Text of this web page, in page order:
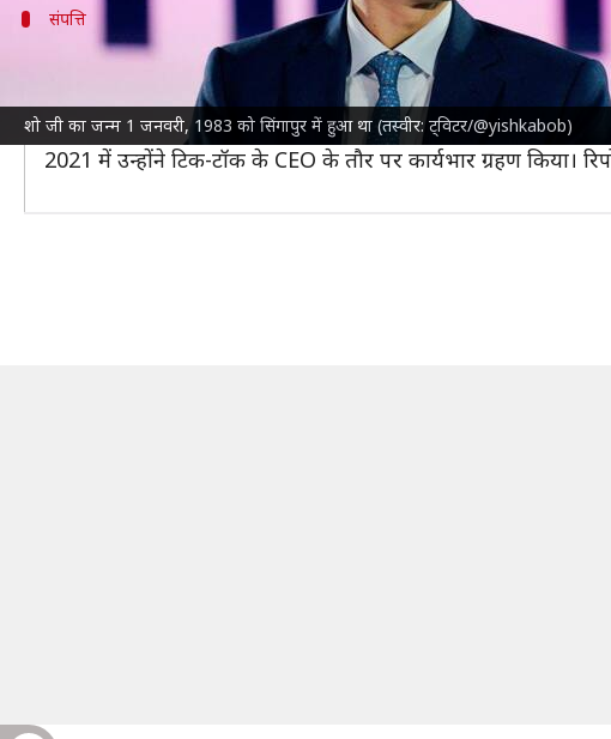
शो जी का जन्म 1 जनवरी, 1983 को सिंगापुर में हुआ था (तस्वीर: ट्विटर/@yishkabob)
संपत्ति
शो जी की संपत्ति
शो जी ने अपने करियर के शुरुआती दौर में करीब 2 साल तक फेसबुक में
टिक-टॉक में शामिल होने से पहले उन्होंने 5 साल तक DST ग्लोबल के
2021 में उन्होंने टिक-टॉक के CEO के तौर पर कार्यभार ग्रहण किया।